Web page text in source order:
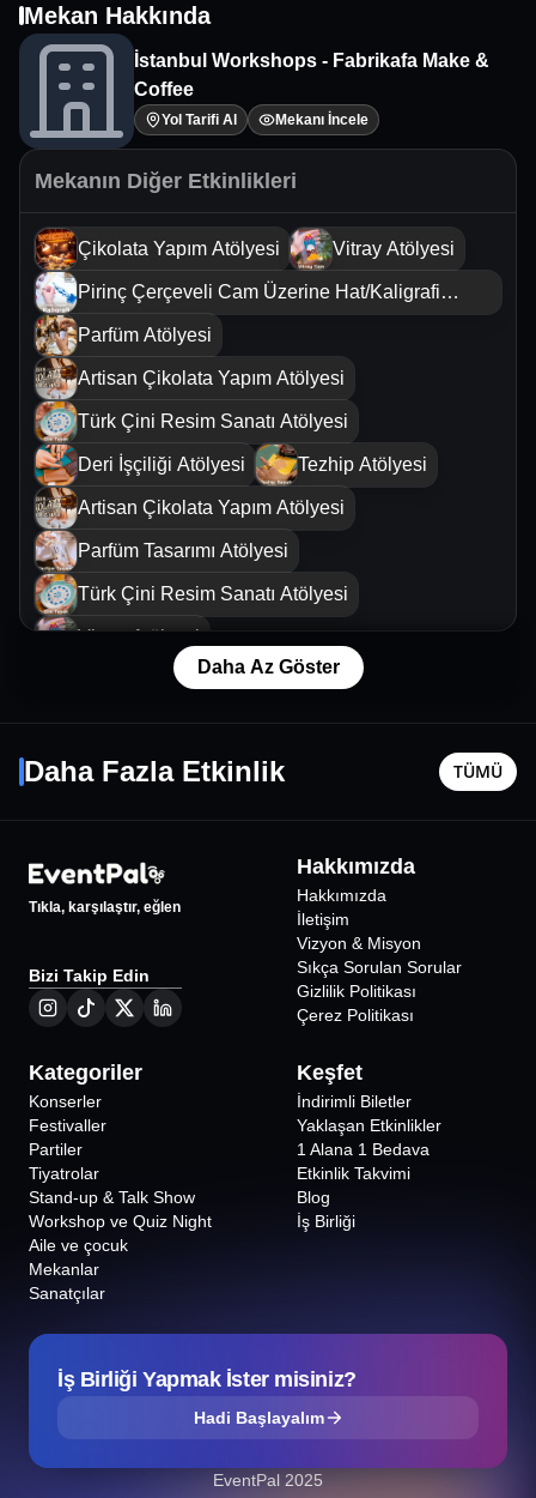
Mekan Hakkında
İstanbul Workshops - Fabrikafa Make &
Coffee
Yol Tarifi Al Mekanı İncele
Mekanın Diğer Etkinlikleri
Çikolata Yapım Atölyesi Vitray Atölyesi
Pirinç Çerçeveli Cam Üzerine Hat/Kaligrafi
Parfüm Atölyesi
Artisan Çikolata Yapım Atölyesi
Türk Çini Resim Sanatı Atölyesi
Deri İşçiliği Atölyesi Tezhip Atölyesi
Artisan Çikolata Yapım Atölyesi
Parfüm Tasarımı Atölyesi
Türk Çini Resim Sanatı Atölyesi
Vitray Atölyesi
Pirinç Çerçeveli Cam Üzerine Hat/Kaligrafi
Türk Çini Resim Sanatı Atölyesi
Sanatı Atölyesi
Deri İşçiliği Atölyesi
Daha Az Göster
Daha Fazla Etkinlik TÜMÜ
İstanbul
Swissotel The Bosphorus
23 Ekim
İstanbul
Tıkla, karşılaştır, eğlen
Bizi Takip Edin
Hakkımızda
Hakkımızda
İletişim
Vizyon & Misyon
Sıkça Sorulan Sorular
Gizlilik Politikası
Çerez Politikası
Kategoriler
Konserler
Festivaller
Partiler
Tiyatrolar
Stand-up & Talk Show
Workshop ve Quiz Night
Aile ve çocuk
Mekanlar
Sanatçılar
Keşfet
İndirimli Biletler
Yaklaşan Etkinlikler
1 Alana 1 Bedava
Etkinlik Takvimi
Blog
İş Birliği
İş Birliği Yapmak İster misiniz?
Hadi Başlayalım
EventPal 2025